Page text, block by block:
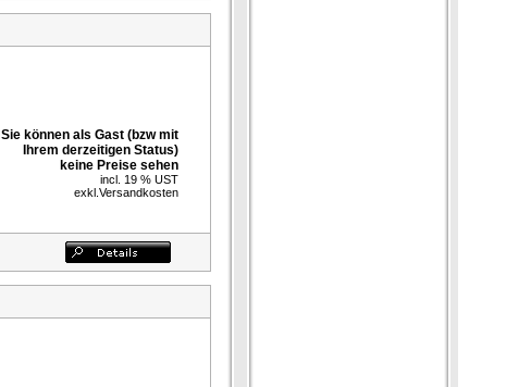
Sie können als Gast (bzw mit
Ihrem derzeitigen Status)
keine Preise sehen
incl. 19 % UST
exkl. Versandkosten